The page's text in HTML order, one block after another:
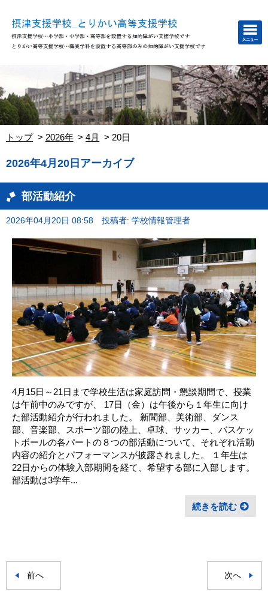
トップ 2026年 4月 20日
2026年4月20日アーカイブ
部活動紹介
2026年04月20日 08:58 投稿者: 学校情報管理者
4月15日～21日まで学校生活は家庭訪問・懇談期間で、授業
は午前中のみですが、 17日（金）は午後から１年生に向け
た部活動紹介が行われました。 新聞部、美術部、ダンス
部、音楽部、スポーツ部の陸上、卓球、サッカー、バスケッ
トボールの各パートの８つの部活動について、それぞれ活動
内容の紹介とパフォーマンスが披露されました。 １年生は
22日からの体験入部期間を経て、希望する部に入部します。
部活動は3学年...
続きを読む
前へ 次へ